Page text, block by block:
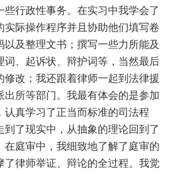
些行政性事务。在实习中我学会了
实际操作程序并且协助他们填写卷
以及整理文书；撰写一些力所能及
词、起诉状、辩护词等，当然最后
修改；我还跟着律师一起到法律援
出所等部门。我最有体会的是参加
认真学习了正当而标准的司法程
到了现实中，从抽象的理论回到了
在庭审中，我细致地了解了庭审的
了律师举证、辩论的全过程。我觉